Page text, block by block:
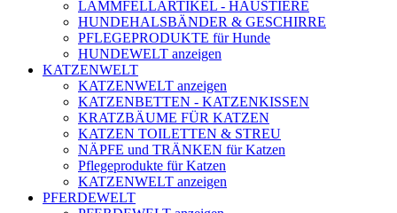
LAMMFELLARTIKEL - HAUSTIERE
HUNDEHALSBÄNDER & GESCHIRRE
PFLEGEPRODUKTE für Hunde
HUNDEWELT anzeigen
KATZENWELT
KATZENWELT anzeigen
KATZENBETTEN - KATZENKISSEN
KRATZBÄUME FÜR KATZEN
KATZEN TOILETTEN & STREU
NÄPFE und TRÄNKEN für Katzen
Pflegeprodukte für Katzen
KATZENWELT anzeigen
PFERDEWELT